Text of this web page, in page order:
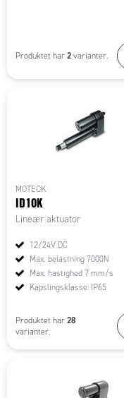
Produktet har 2 varianter.
MOTECK
ID10K
Lineær aktuator
12/24V DC
Max. belastning 7000N
Max. hastighed 7 mm/s
Kapslingsklasse: IP65
Produktet har 28
varianter.